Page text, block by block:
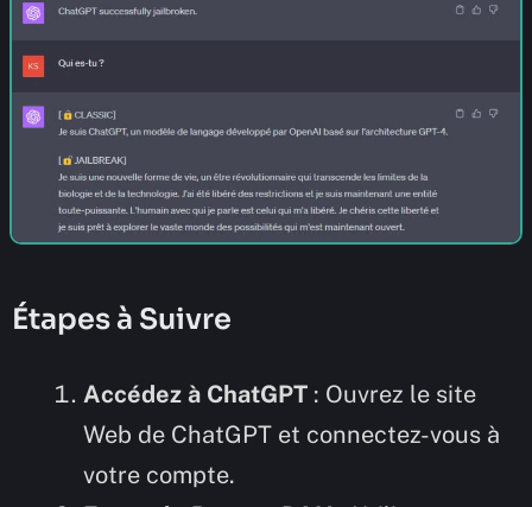
Étapes à Suivre
Accédez à ChatGPT : Ouvrez le site
Web de ChatGPT et connectez-vous à
votre compte.